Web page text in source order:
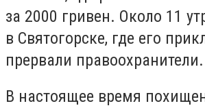
за 2000 гривен. Около 11
в Святогорске, где его
прервали правоохранители.
В настоящее время